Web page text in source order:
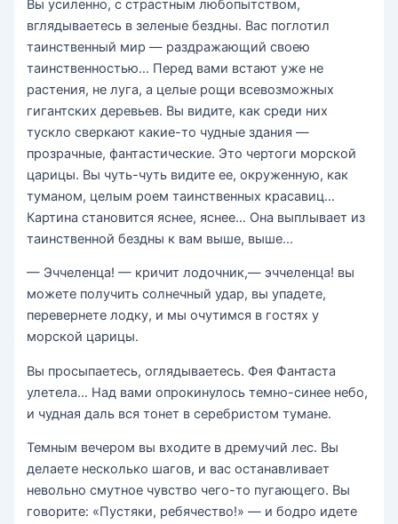
Вы усиленно, с страстным любопытством,
вглядываетесь в зеленые бездны. Вас поглотил
таинственный мир — раздражающий своею
таинственностью… Перед вами встают уже не
растения, не луга, а целые рощи всевозможных
гигантских деревьев. Вы видите, как среди них
тускло сверкают какие-то чудные здания —
прозрачные, фантастические. Это чертоги морской
царицы. Вы чуть-чуть видите ее, окруженную, как
туманом, целым роем таинственных красавиц…
Картина становится яснее, яснее… Она выплывает из
таинственной бездны к вам выше, выше…
— Эччеленца! — кричит лодочник,— эччеленца! вы
можете получить солнечный удар, вы упадете,
перевернете лодку, и мы очутимся в гостях у
морской царицы.
Вы просыпаетесь, оглядываетесь. Фея Фантаста
улетела… Над вами опрокинулось темно-синее небо,
и чудная даль вся тонет в серебристом тумане.
Темным вечером вы входите в дремучий лес. Вы
делаете несколько шагов, и вас останавливает
невольно смутное чувство чего-то пугающего. Вы
говорите: «Пустяки, ребячество!» — и бодро идете